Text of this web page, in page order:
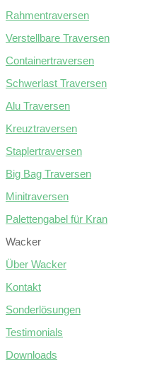
Rahmentraversen
Verstellbare Traversen
Containertraversen
Schwerlast Traversen
Alu Traversen
Kreuztraversen
Staplertraversen
Big Bag Traversen
Minitraversen
Palettengabel für Kran
Wacker
Über Wacker
Kontakt
Sonderlösungen
Testimonials
Downloads